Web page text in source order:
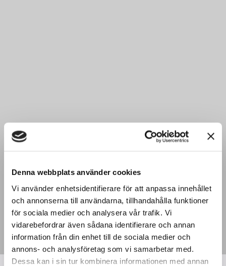
Denna webbplats använder cookies
Vi använder enhetsidentifierare för att anpassa innehållet
och annonserna till användarna, tillhandahålla funktioner
för sociala medier och analysera vår trafik. Vi
vidarebefordrar även sådana identifierare och annan
information från din enhet till de sociala medier och
annons- och analysföretag som vi samarbetar med.
Dessa kan i sin tur kombinera informationen med annan